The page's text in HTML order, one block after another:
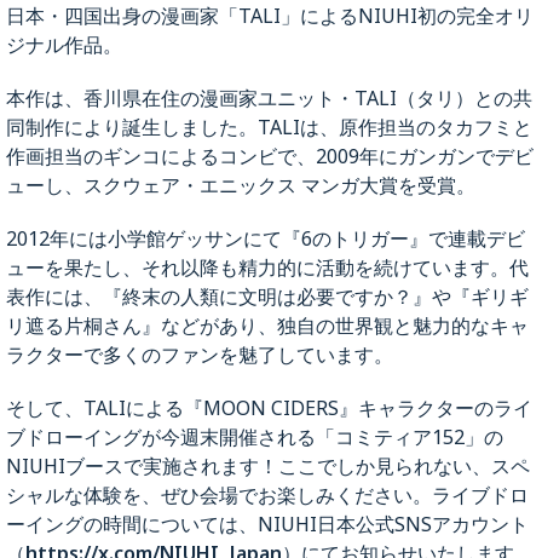
日本・四国出身の漫画家「TALI」によるNIUHI初の完全オリ
ジナル作品。
本作は、香川県在住の漫画家ユニット・TALI（タリ）との共
同制作により誕生しました。TALIは、原作担当のタカフミと
作画担当のギンコによるコンビで、2009年にガンガンでデビ
ューし、スクウェア・エニックス マンガ大賞を受賞。
2012年には小学館ゲッサンにて『6のトリガー』で連載デビ
ューを果たし、それ以降も精力的に活動を続けています。代
表作には、『終末の人類に文明は必要ですか？』や『ギリギ
リ遮る片桐さん』などがあり、独自の世界観と魅力的なキャ
ラクターで多くのファンを魅了しています。
そして、TALIによる『MOON CIDERS』キャラクターのライ
ブドローイングが今週末開催される「コミティア152」の
NIUHIブースで実施されます！ここでしか見られない、スペ
シャルな体験を、ぜひ会場でお楽しみください。ライブドロ
ーイングの時間については、NIUHI日本公式SNSアカウント
personalinfo@komodo.jp）
（月〜金 ただし祝祭日・年末年始を除きます 午
前10時〜午後5時）
第六条 個人情報保護マネジメントシステムの
継続的改善
当社の事業内容の変化、及び、事業を取り巻く
法令、社会環境、IT 環境の変化等に対応して
「個人情報保護マネジメントシステム」を継続
的に見直し、改善いたします。
制定 2021年4月1日
最終改定 2022年4月26日
株式会社KOMODO
代表取締役 リッキー・ウーイ
（個人情報保護方針の外部伝達）
本方針は全社員に周知徹底させるとともに、当
社ホームページ上に公表する。